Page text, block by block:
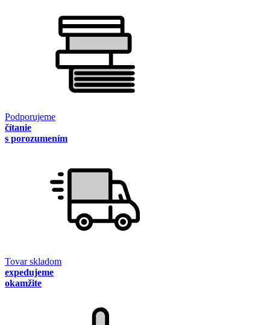
Podporujeme
čítanie
s porozumením
Tovar skladom
expedujeme
okamžite